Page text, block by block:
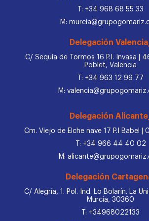
T: +34 968 68 55 33
M:
Delegación Valencia_
C/ Sequia de Tormos 16 P.I. Invasa |
Poblet, Valencia
T: +34 963 12 99 77
M:
Delegación Alicante_
Cm. Viejo de Elche nave 17 P.I Babel |
T: +34 966 44 40 02
M:
Delegación
C/ Alegría, 1. Pol. Ind. Lo Bolarín. La
Murcia, 30360
T: +34968022133